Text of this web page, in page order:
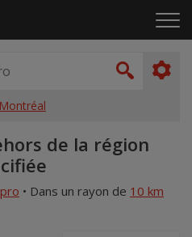
le
Montréal
de la région
• Dans un rayon de 10 km